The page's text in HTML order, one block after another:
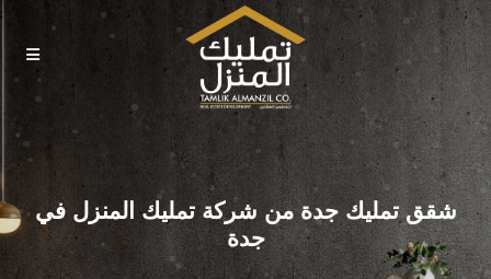
شقق تمليك جدة من شركة تمليك المنزل في
جدة